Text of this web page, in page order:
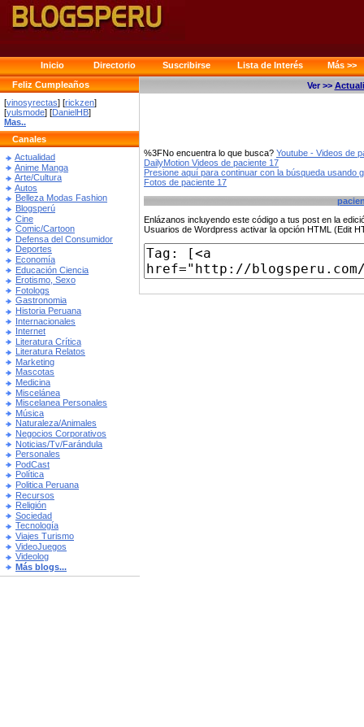
Inicio Directorio Suscribirse Lista de Interés
Más >>
Feliz Cumpleaños
[vinosyrectas] [rickzen]
[yulsmode] [DanielHB]
Mas..
Canales
Actualidad
Anime Manga
Arte/Cultura
Autos
Belleza Modas Fashion
Blogsperú
Cine
Comic/Cartoon
Defensa del Consumidor
Deportes
Economía
Educación Ciencia
Erotismo, Sexo
Fotologs
Gastronomia
Historia Peruana
Internacionales
Internet
Literatura Crítica
Literatura Relatos
Marketing
Mascotas
Medicina
Miscelánea
Miscelanea Personales
Música
Naturaleza/Animales
Negocios Corporativos
Noticias/Tv/Farándula
Personales
PodCast
Política
Politica Peruana
Recursos
Religión
Sociedad
Tecnología
Viajes Turismo
VideoJuegos
Videolog
Más blogs...
Ver >>
%3FNo encuentra lo que busca? Youtube - Videos de
DailyMotion Videos de paciente 17
Presione aquí para continuar con la búsqueda usando
Fotos de paciente 17
Enlázanos incluyendo este código a tus post en la
Usuarios de Wordpress activar la opción HTML (Edit